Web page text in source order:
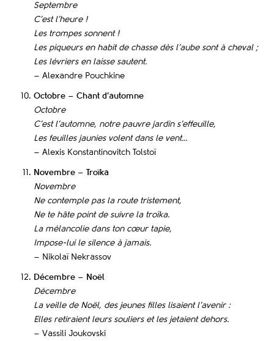
Septembre
C’est l’heure !
Les trompes sonnent !
Les piqueurs en habit de chasse dès l’aube sont à cheval ;
Les lévriers en laisse sautent.
– Alexandre Pouchkine
Octobre – Chant d’automne
Octobre
C’est l’automne, notre pauvre jardin s’effeuille,
Les feuilles jaunies volent dans le vent…
– Alexis Konstantinovitch Tolstoï
Novembre – Troïka
Novembre
Ne contemple pas la route tristement,
Ne te hâte point de suivre la troïka.
La mélancolie dans ton cœur tapie,
Impose-lui le silence à jamais.
– Nikolaï Nekrassov
Décembre – Noël
Décembre
La veille de Noël, des jeunes filles lisaient l’avenir :
Elles retiraient leurs souliers et les jetaient dehors.
– Vassili Joukovski